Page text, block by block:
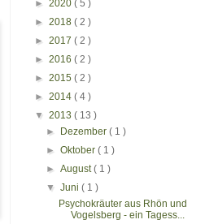
► 2020 ( 5 )
► 2018 ( 2 )
► 2017 ( 2 )
► 2016 ( 2 )
► 2015 ( 2 )
► 2014 ( 4 )
▼ 2013 ( 13 )
►
Dezember( 1 )
►Oktober( 1 )
►August( 1 )
▼Juni( 1 )
Psychokräuter aus Rhön und
Vogelsberg - ein Tagess...